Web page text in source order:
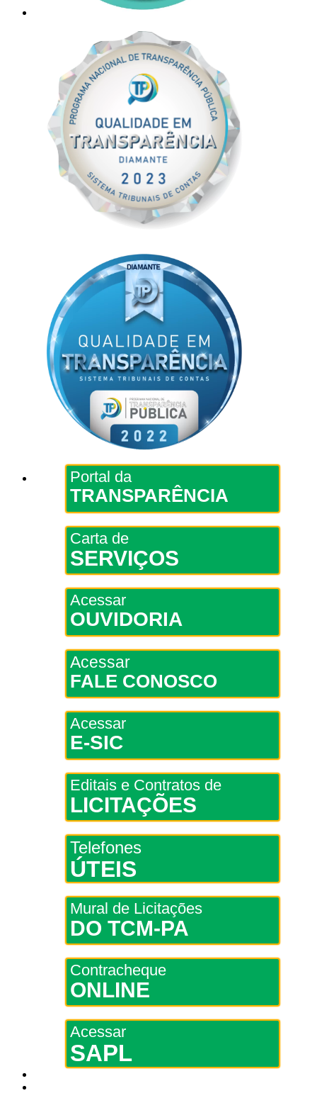
Portal da
TRANSPARÊNCIA
Carta de
SERVIÇOS
Acessar
OUVIDORIA
Acessar
FALE CONOSCO
Acessar
E-SIC
Editais e Contratos de
LICITAÇÕES
Telefones
ÚTEIS
Mural de Licitações
DO TCM-PA
Contracheque
ONLINE
Acessar
SAPL